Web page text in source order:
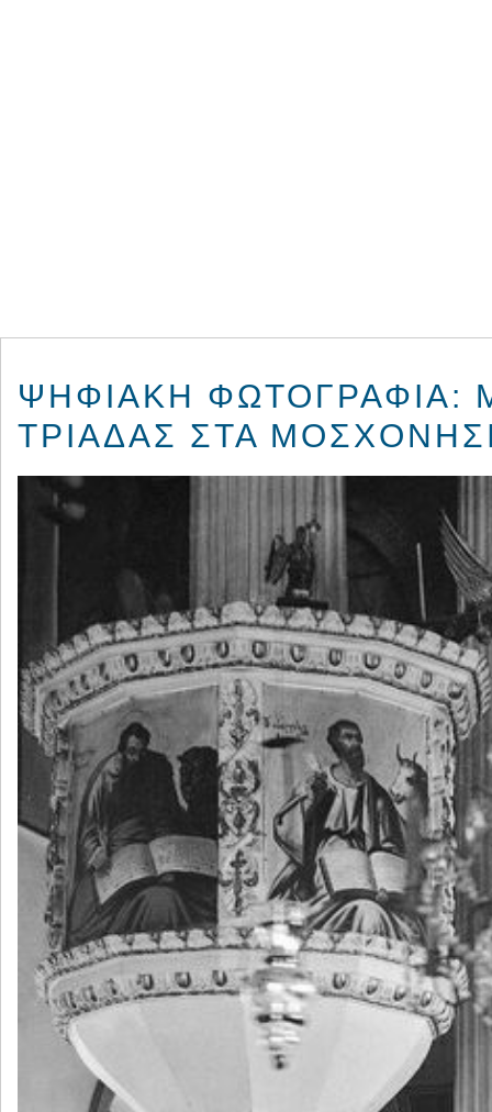
ΨΗΦΙΑΚΉ ΦΩΤΟΓΡΑΦΊΑ:
ΤΡΙΆΔΑΣ ΣΤΑ